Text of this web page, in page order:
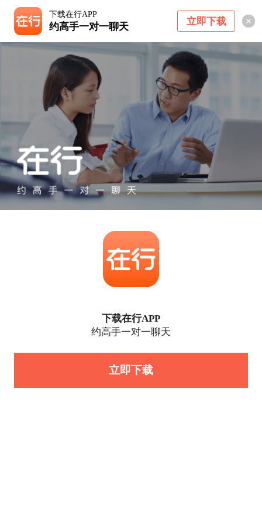
下载在行APP
约高手一对一聊天 立即下载
下载在行APP
约高手一对一聊天
立即下载